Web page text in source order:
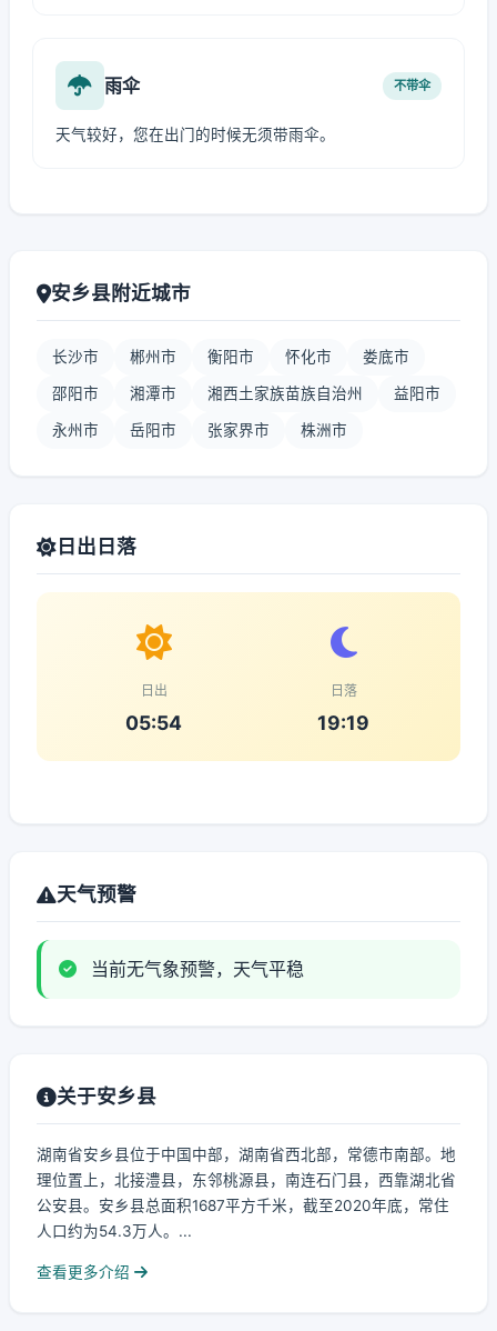
雨伞 不带伞
天气较好，您在出门的时候无须带雨伞。
安乡县附近城市
长沙市 郴州市 衡阳市 怀化市 娄底市
邵阳市 湘潭市 湘西土家族苗族自治州 益阳市
永州市 岳阳市 张家界市 株洲市
日出日落
日出
05:54
日落
19:19
天气预警
当前无气象预警，天气平稳
关于安乡县
湖南省安乡县位于中国中部，湖南省西北部，常德市南部。地
理位置上，北接澧县，东邻桃源县，南连石门县，西靠湖北省
公安县。安乡县总面积1687平方千米，截至2020年底，常住
人口约为54.3万人。...
查看更多介绍